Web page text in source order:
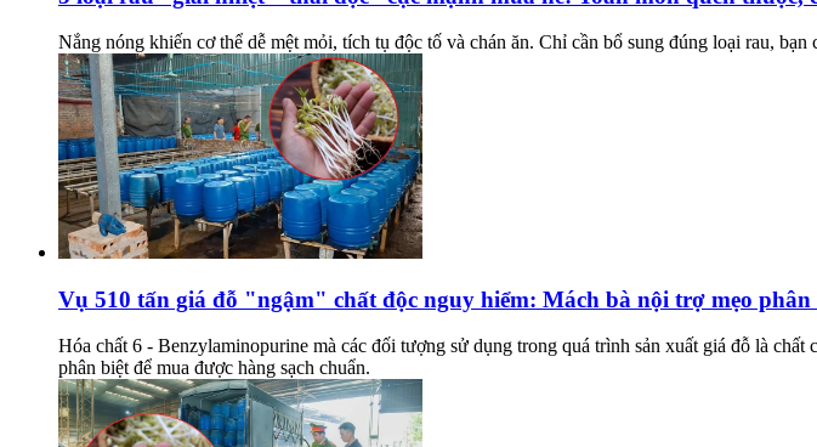
Nắng nóng khiến cơ thể dễ mệt mỏi, tích tụ độc tố và chán ăn. Chỉ cần bổ sung đúng loại rau,
Vụ 510 tấn giá đỗ "ngậm" chất độc nguy hiểm: Mách bà nội trợ mẹo phân
Hóa chất 6 - Benzylaminopurine mà các đối tượng sử dụng trong quá trình sản xuất giá đỗ là
phân biệt để mua được hàng sạch chuẩn.